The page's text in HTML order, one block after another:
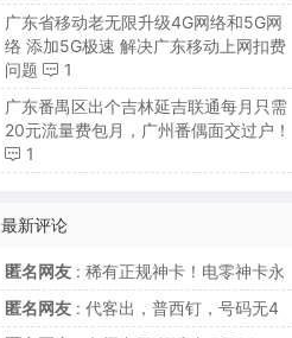
广东省移动老无限升级4G网络和5G网
络 添加5G极速 解决广东移动上网扣费
问题
1
广东番禺区出个吉林延吉联通每月只需
20元流量费包月，广州番偶面交过户！
1
最新评论
匿名网友: 稀有正规神卡！电零神卡永
匿名网友: 代客出，普西钉，号码无4